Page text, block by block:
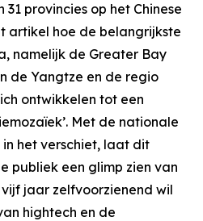
provincies op het Chinese
artikel hoe de belangrijkste
namelijk de Greater Bay
de Yangtze en de regio
ontwikkelen tot een
Met de nationale
in het verschiet, laat dit
publiek een glimp zien van
jaar zelfvoorzienend wil
hightech en de